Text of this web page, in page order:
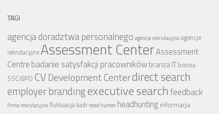
TAGI
agencja doradztwa personalnego agencja rekrutacyjnaagencje
rekrutacyjne Assessment CenterAssessment
Centre badanie satysfakcji pracownikówbranża IT branża
SSC/BPO CV Development Centerdirect search
employer brandingexecutive searchfeedback
firma rekrutacyjnafluktuacja kadr head hunter headhunting informacja